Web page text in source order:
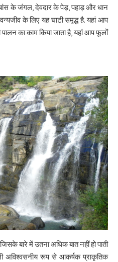
बांस के जंगल, देवदार के पेड़, पहाड़ और धान
के लिए यह घाटी समृद्ध है. यहां आप
का काम किया जाता है, यहां आप फूलों
बारे में उतना अधिक बात नहीं हो पाती
अविश्वसनीय रूप से आकर्षक प्राकृतिक